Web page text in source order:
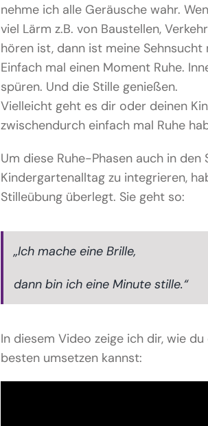
nehme ich alle Geräusche wahr.
viel Lärm z.B. von Baustellen,
hören ist, dann ist meine
Einfach mal einen Moment Ruhe.
spüren. Und die Stille genießen.
Vielleicht geht es dir oder deinen
zwischendurch einfach mal Ruhe
Um diese Ruhe-Phasen auch in
Kindergartenalltag zu integrieren,
Stilleübung überlegt. Sie geht so:
„Ich mache eine Brille,
dann bin ich eine Minute stille.“
In diesem Video zeige ich dir, wie
besten umsetzen kannst: